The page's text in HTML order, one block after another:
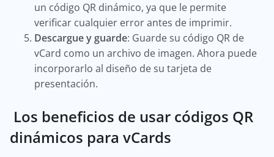
un código QR dinámico, ya que le permite
verificar cualquier error antes de imprimir.
Descargue y guarde: Guarde su código QR de
vCard como un archivo de imagen. Ahora puede
incorporarlo al diseño de su tarjeta de
presentación.
Los beneficios de usar códigos QR
dinámicos para vCards